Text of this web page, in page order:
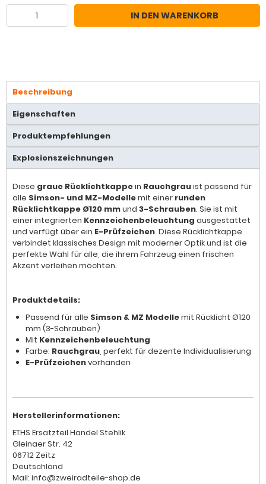
IN DEN WARENKORB
Beschreibung
Eigenschaften
Produktempfehlungen
Explosionszeichnungen
Diese graue Rücklichtkappein Rauchgrauist passend für
alle Simson- und MZ-Modellemit einer runden
Rücklichtkappe Ø120 mmund 3-Schrauben. Sie ist mit
einer integrierten Kennzeichenbeleuchtung ausgestattet
und verfügt über ein E-Prüfzeichen. Diese Rücklichtkappe
verbindet klassisches Design mit moderner Optik und ist die
perfekte Wahl für alle, die ihrem Fahrzeug einen frischen
Akzent verleihen möchten.
Produktdetails:
Passend für alle Simson & MZ Modellemit Rücklicht Ø120
mm (3-Schrauben)
Mit Kennzeichenbeleuchtung
Farbe: Rauchgrau, perfekt für dezente Individualisierung
E-Prüfzeichenvorhanden
Herstellerinformationen:
ETHS Ersatzteil Handel Stehlik
Gleinaer Str. 42
06712 Zeitz
Deutschland
Mail: info@zweiradteile-shop.de